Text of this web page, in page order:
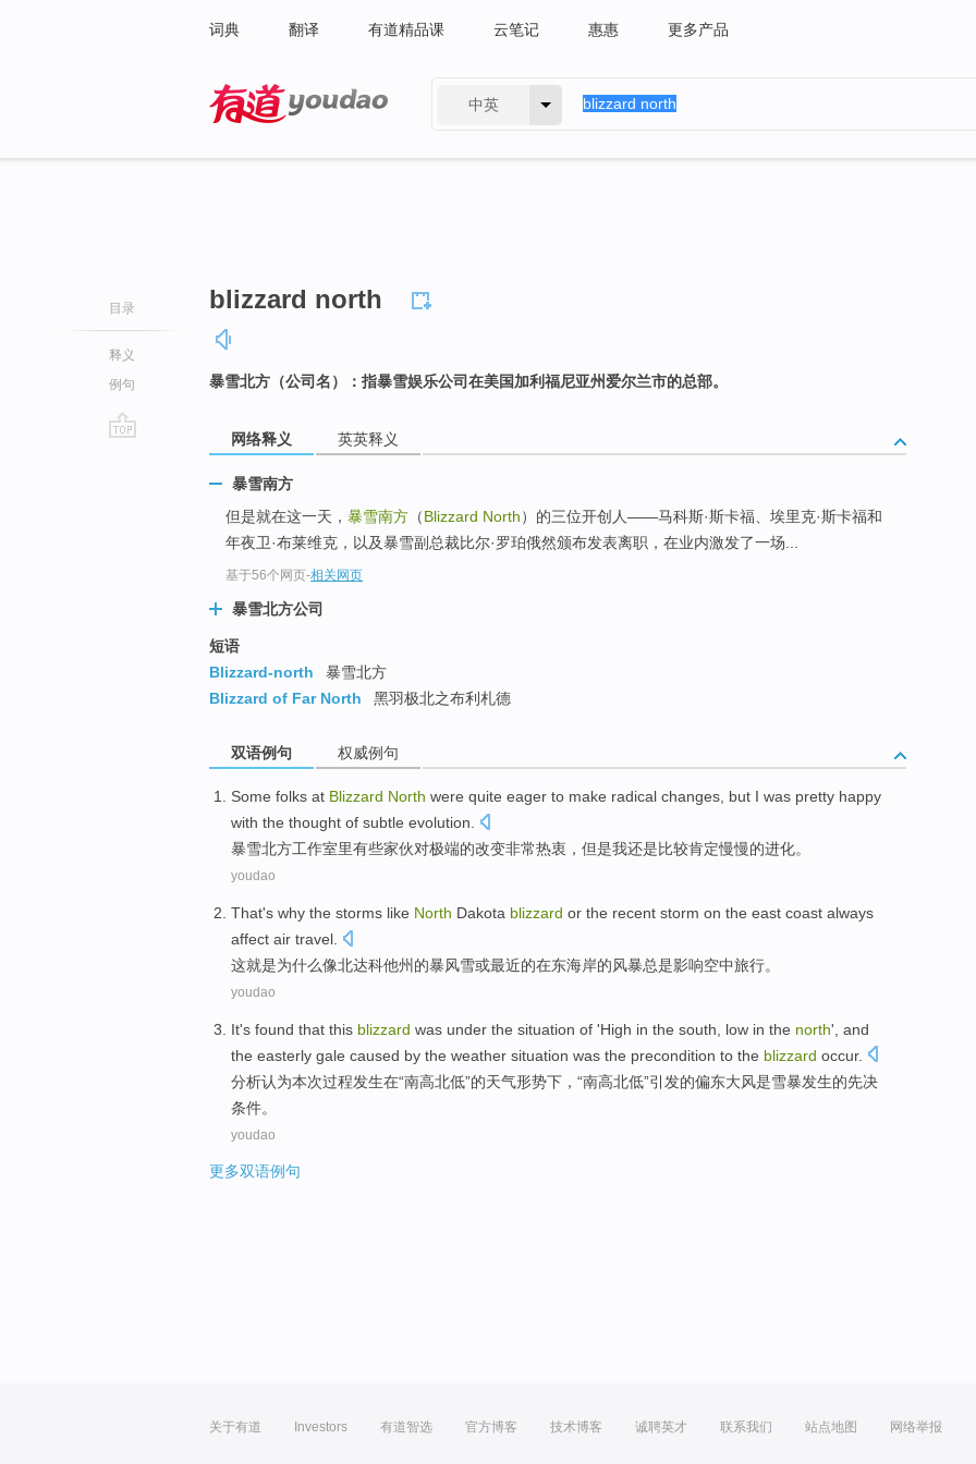
词典 翻译 有道精品课 云笔记 惠惠 更多产品
中英
目录
释义
例句
blizzard north
暴雪北方（公司名）：指暴雪娱乐公司在美国加利福尼亚州爱尔兰市的总部。
网络释义 英英释义
暴雪南方
但是就在这一天， 暴雪南方 （Blizzard North）的三位开创人——马科斯·斯卡福、埃里克·斯卡福和
年夜卫·布莱维克，以及暴雪副总裁比尔·罗珀俄然颁布发表离职，在业内激发了一场...
基于56个网页-相关网页
暴雪北方公司
短语
Blizzard-north
暴雪北方
Blizzard of Far North
黑羽极北之布利札德
双语例句 权威例句
Some folks at Blizzard North were quite eager to make radical changes but I was pretty happy
with the thought of subtle evolution
暴雪北方工作室里有些家伙对极端的改变非常热衷 ， 但是我还是比较肯定慢慢的进化。
youdao
That's why the storms like North Dakota blizzard or the recent storm on the east coast always
affect air travel
这就是为什么像北达科他州 的暴风雪或最近的在东海岸的风暴总是影响空中旅行。
youdao
It's found that this blizzard was under the situation of 'High in the south, low in the north', and
the easterly gale caused by the weather situation was the precondition to the blizzard occur.
分析认为本次过程发生在“南高北低”的天气形势下 ，“南高北低”引发的偏东大风是雪暴发生的先决
条件。
youdao
更多双语例句
关于有道 Investors 有道智选 官方博客 技术博客 诚聘英才 联系我们 站点地图 网络举报